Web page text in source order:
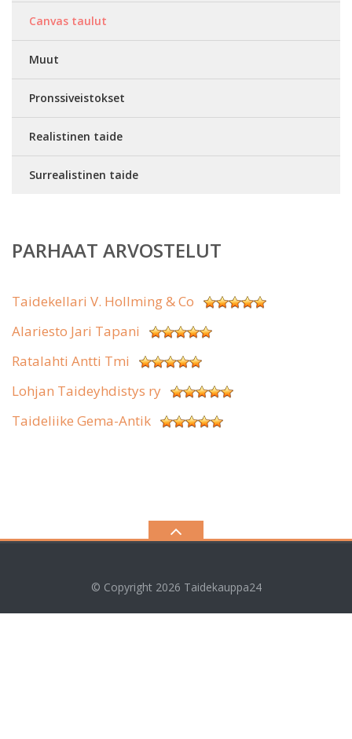
Canvas taulut
Muut
Pronssiveistokset
Realistinen taide
Surrealistinen taide
PARHAAT ARVOSTELUT
Taidekellari V. Hollming & Co
Alariesto Jari Tapani
Ratalahti Antti Tmi
Lohjan Taideyhdistys ry
Taideliike Gema-Antik
© Copyright 2026 Taidekauppa24